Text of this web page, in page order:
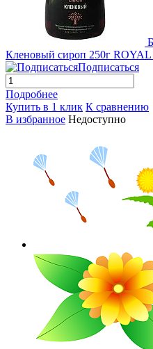
Кленовый сироп 250г
Подписаться
Подробнее
Купить в 1 клик К сравнению
В избранное Недоступно